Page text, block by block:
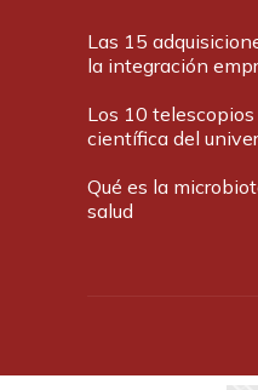
Las 15
la integración
Los 10
científica del
Qué es la
salud